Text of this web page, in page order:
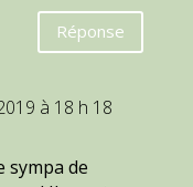
Réponse
à 18 h 18
sympa de